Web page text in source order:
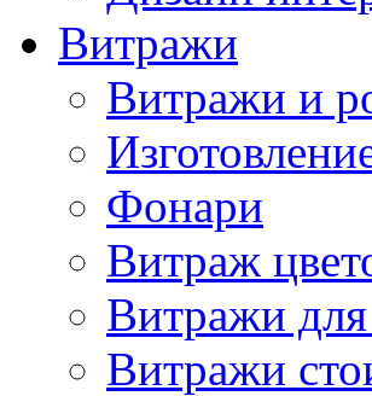
Витражи
Витражи и
Фонари
Витраж
Витражи
Витражи